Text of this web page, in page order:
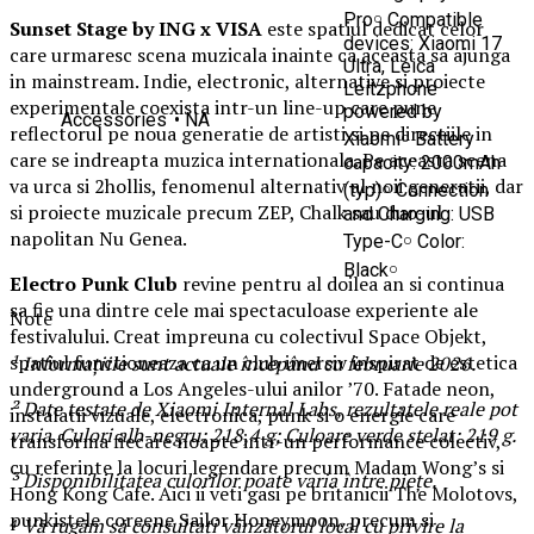
Accessories • NA
Pro￮ Compatible
devices: Xiaomi 17
Ultra, Leica
Leitzphone
powered by
Xiaomi￮ Battery
capacity: 2000mAh
(typ)￮ Connection
and Charging: USB
Type-C￮ Color:
Black￮
Note
¹ Informațiile sunt actuale începând cu februarie 2026.
² Date testate de Xiaomi Internal Labs, rezultatele reale pot
varia. Culori alb-negru: 218,4 g; Culoare verde stelat: 219 g.
³ Disponibilitatea culorilor poate varia între piețe.
⁴ Vă rugăm să consultați vânzătorul local cu privire la
Sunset Stage by ING x VISA este spatiul dedicat celor
care urmaresc scena muzicala inainte ca aceasta sa ajunga
in mainstream. Indie, electronic, alternative si proiecte
experimentale coexista intr-un line-up care pune
reflectorul pe noua generatie de artisti si pe directiile in
care se indreapta muzica internationala. Pe aceasta scena
va urca si 2hollis, fenomenul alternativ al noii generatii, dar
si proiecte muzicale precum ZEP, Chalk sau duo-ul
napolitan Nu Genea.
Electro Punk Club revine pentru al doilea an si continua
sa fie una dintre cele mai spectaculoase experiente ale
festivalului. Creat impreuna cu colectivul Space Objekt,
spatiul functioneaza ca un club imersiv inspirat de estetica
underground a Los Angeles-ului anilor ’70. Fatade neon,
instalatii vizuale, electronica, punk si o energie care
transforma fiecare noapte intr-un performance colectiv,
cu referinte la locuri legendare precum Madam Wong’s si
Hong Kong Cafe. Aici ii veti gasi pe britanicii The Molotovs,
punkistele coreene Sailor Honeymoon, precum si